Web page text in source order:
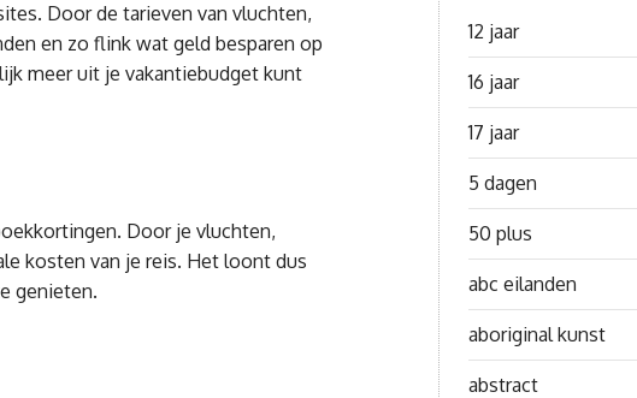
Door de tarieven van vluchten,
en zo flink wat geld besparen op
meer uit je vakantiebudget kunt
Door je vluchten,
kosten van je reis. Het loont dus
genieten.
12 jaar
16 jaar
17 jaar
5 dagen
50 plus
abc eilanden
aboriginal kunst
abstract